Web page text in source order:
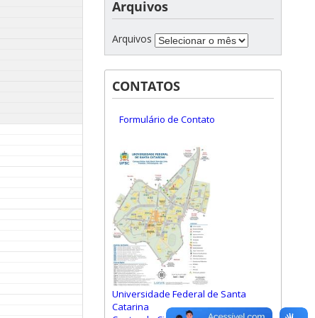
Arquivos
Arquivos
CONTATOS
Formulário de Contato
Universidade Federal de Santa
Catarina